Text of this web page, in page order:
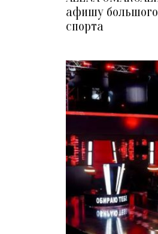
афишу
спорта